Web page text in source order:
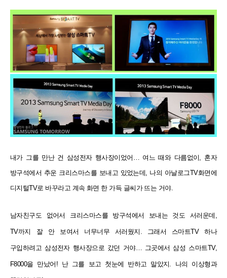
내가 그를 만난 건 삼성전자 행사장이었어… 여느 때와 다름없이, 혼자
방구석에서 추운 크리스마스를 보내고 있었는데, 나의 아날로그TV화면에
디지털TV로 바꾸라고 계속 화면 한 가득 글씨가 뜨는 거야.
남자친구도 없어서 크리스마스를 방구석에서 보내는 것도 서러운데,
TV까지 잘 안 보여서 너무너무 서러웠지. 그래서 스마트TV 하나
구입하려고 삼성전자 행사장으로 갔던 거야… 그곳에서 삼성 스마트TV,
F8000을 만났어! 난 그를 보고 첫눈에 반하고 말았지. 나의 이상형과